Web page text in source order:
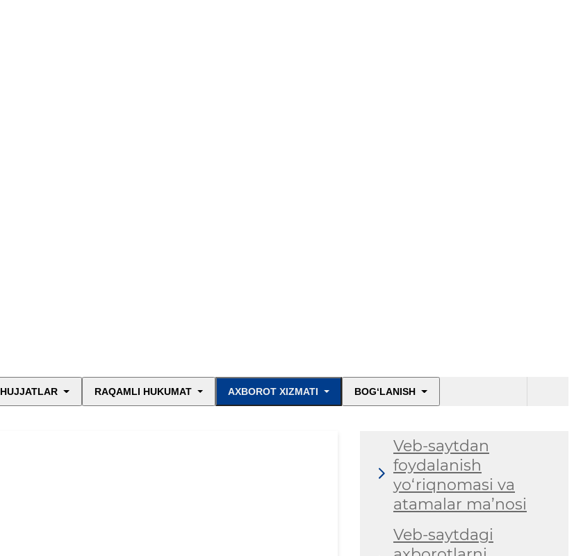
HUJJATLAR RAQAMLI HUKUMAT AXBOROT XIZMATI BOG‘LANISH
Veb-saytdan
foydalanish
yo‘riqnomasi va
atamalar ma’nosi
Veb-saytdagi